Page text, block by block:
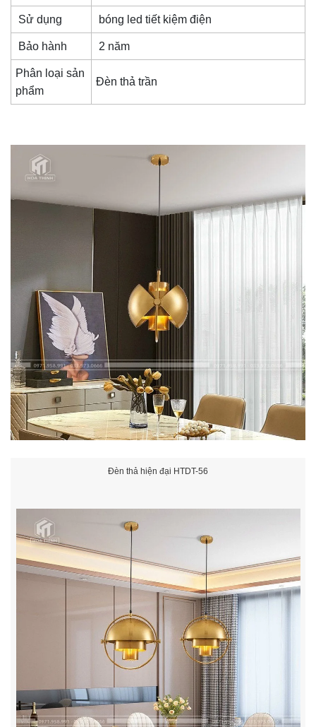
Sử dụng bóng led tiết kiệm điện
Bảo hành 2 năm
Phân loại sản
phẩm
Đèn thả trần
Đèn thả hiện đại HTDT-56